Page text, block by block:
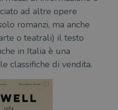
ad altre opere
romanzi, ma anche
o teatrali) il testo
in Italia è una
classifiche di vendita.